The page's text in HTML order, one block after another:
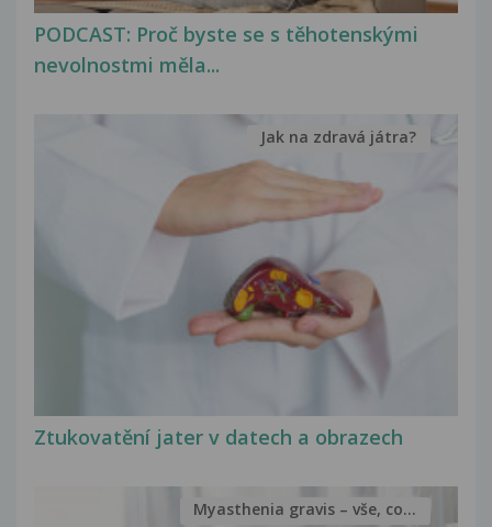
PODCAST: Proč byste se s těhotenskými
nevolnostmi měla...
Ztukovatění jater v datech a obrazech
Jak na zdravá játra?
Myasthenia gravis – vše, co...